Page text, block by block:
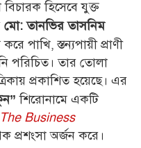
বিচারক হিসেবে যুক্ত
মো: তানভির তাসনিম
পাখি, স্তন্যপায়ী প্রাণী
পরিচিত। তার তোলা
প্রকাশিত হয়েছে। এর
শিরোনামে একটি
The Business
প্রশংসা অর্জন করে।